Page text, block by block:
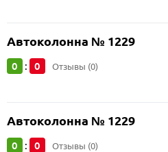
Автоколонна № 1229
0 : 0 Отзывы (0)
Автоколонна № 1229
0 : 0 Отзывы (0)